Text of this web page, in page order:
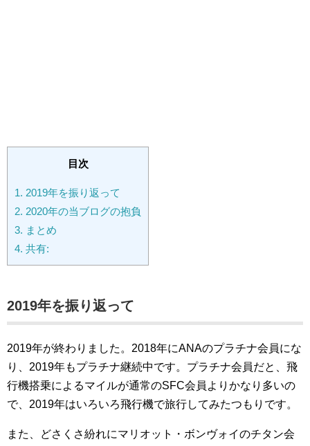
目次
1. 2019年を振り返って
2. 2020年の当ブログの抱負
3. まとめ
4. 共有:
2019年を振り返って
2019年が終わりました。2018年にANAのプラチナ会員にな
り、2019年もプラチナ継続中です。プラチナ会員だと、飛
行機搭乗によるマイルが通常のSFC会員よりかなり多いの
で、2019年はいろいろ飛行機で旅行してみたつもりです。
また、どさくさ紛れにマリオット・ボンヴォイのチタン会